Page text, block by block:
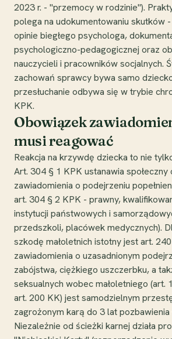
2023 r. - "przemocy w rodzinie").
polega na udokumentowaniu skutków
opinie biegłego psychologa,
psychologiczno-pedagogicznej oraz
nauczycieli i pracowników socjalnych.
zachowań sprawcy bywa samo
przesłuchanie odbywa się w trybie
KPK.
Obowiązek
musi reagować
Reakcja na krzywdę dziecka to nie
Art. 304 § 1 KPK ustanawia
zawiadomienia o podejrzeniu
art. 304 § 2 KPK - prawny,
instytucji państwowych i
przedszkoli, placówek medycznych).
szkodę małoletnich istotny jest art.
zawiadomienia o uzasadnionym
zabójstwa, ciężkiego uszczerbku, a
seksualnych wobec małoletniego (art.
art. 200 KK) jest samodzielnym
zagrożonym karą do 3 lat pozbawienia
Niezależnie od ścieżki karnej działa